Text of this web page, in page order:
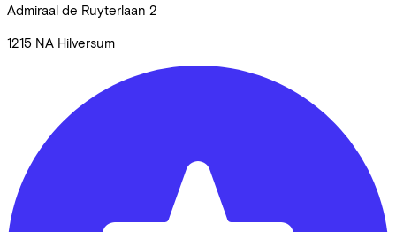
Admiraal de Ruyterlaan 2
1215 NA Hilversum